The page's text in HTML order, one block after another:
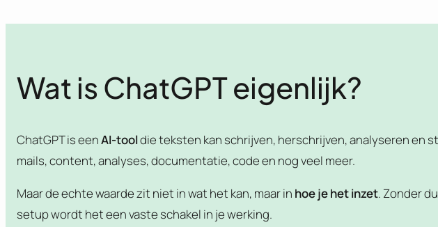
Wat is ChatGPT eigenlijk?
ChatGPT is eenAI-tooldie teksten kan schrijven, herschrijven, analyseren en
mails, content, analyses, documentatie, code en nog veel meer.
Maar de echte waarde zit niet in wat het kan, maar in hoe je het inzet. Zonder
setup wordt het een vaste schakel in je werking.